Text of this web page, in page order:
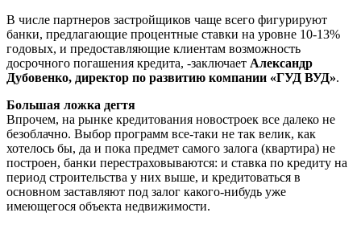
В числе партнеров застройщиков чаще всего фигурируют
банки, предлагающие процентные ставки на уровне 10-13%
годовых, и предоставляющие клиентам возможность
досрочного погашения кредита, -заключает Александр
Дубовенко, директор по развитию компании «ГУД ВУД».
Большая ложка дегтя
Впрочем, на рынке кредитования новостроек все далеко не
безоблачно. Выбор программ все-таки не так велик, как
хотелось бы, да и пока предмет самого залога (квартира) не
построен, банки перестраховываются: и ставка по кредиту на
период строительства у них выше, и кредитоваться в
основном заставляют под залог какого-нибудь уже
имеющегося объекта недвижимости.